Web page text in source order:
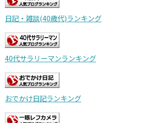
日記・雑談(40歳代)ランキング
40代サラリーマンランキング
おでかけ日記ランキング